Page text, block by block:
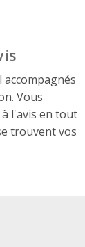
Vous
l'avis en tout
trouvent vos